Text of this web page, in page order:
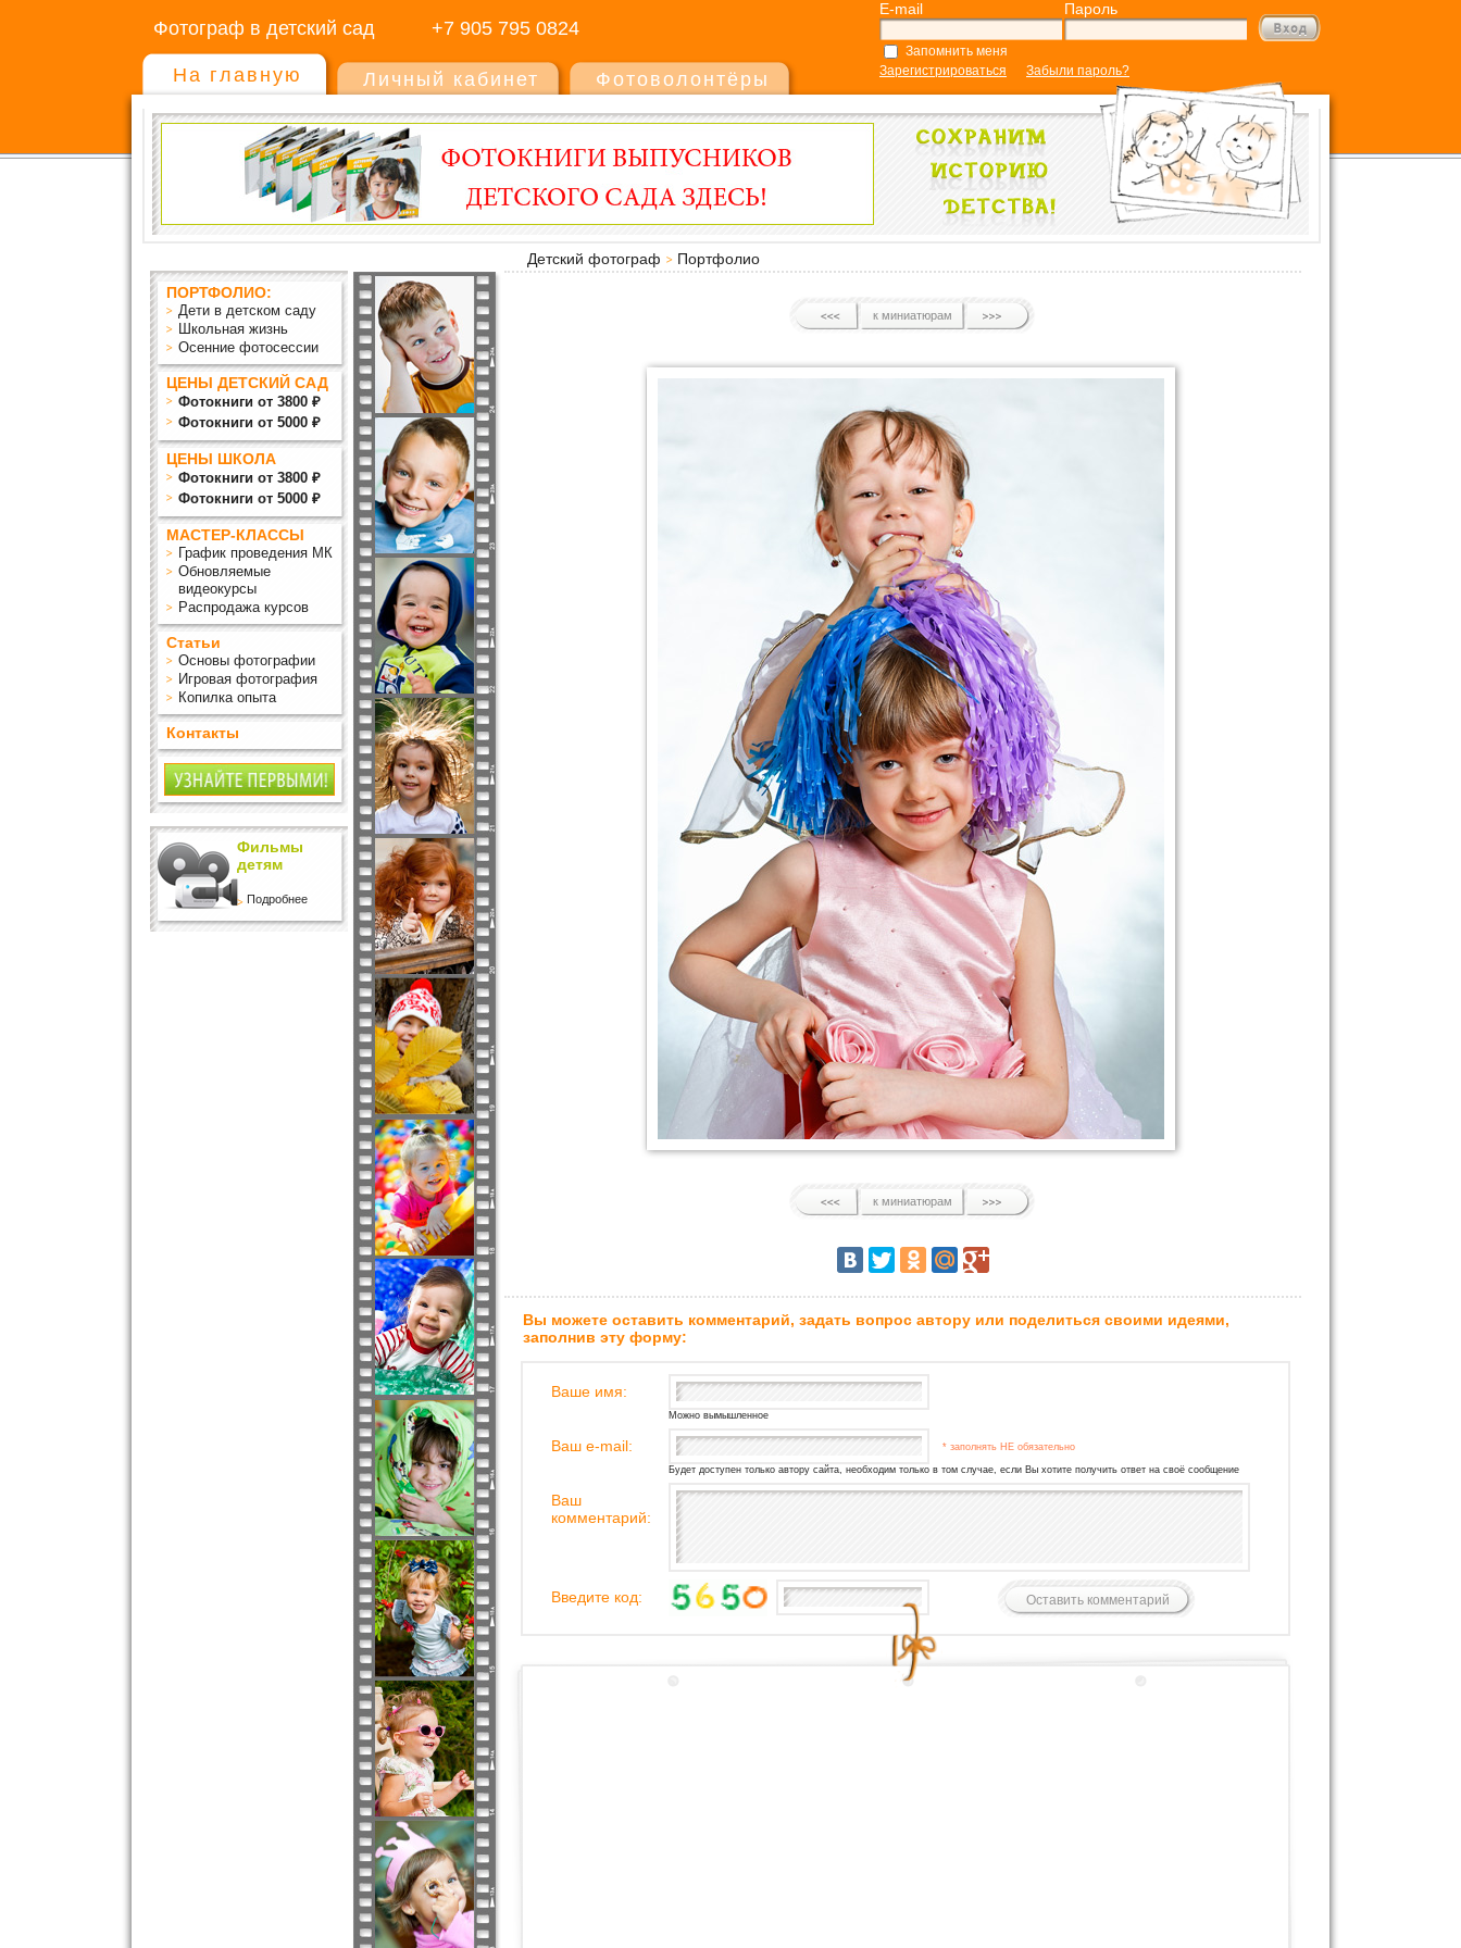
Фотограф в детский сад +7 905 795 0824
E-mail Пароль
Запомнить меня
Зарегистрироваться
Забыли пароль?
На главную Личный кабинет Фотоволонтёры
Детский фотограф
Портфолио
ПОРТФОЛИО:
Дети в детском саду
Школьная жизнь
Осенние фотосессии
ЦЕНЫ ДЕТСКИЙ САД
Фотокниги от 3800 ₽
Фотокниги от 5000 ₽
ЦЕНЫ ШКОЛА
Фотокниги от 3800 ₽
Фотокниги от 5000 ₽
МАСТЕР-КЛАССЫ
График проведения МК
Обновляемые
видеокурсы
Распродажа курсов
Статьи
Основы фотографии
Игровая фотография
Копилка опыта
Контакты
Фильмы
детям
Подробнее
к миниатюрам
к миниатюрам
Вы можете оставить комментарий, задать вопрос автору или поделиться своими идеями,
заполнив эту форму:
Ваше имя:
Можно вымышленное
Ваш e-mail: * заполнять НЕ обязательно
Будет доступен только автору сайта, необходим только в том случае, если Вы хотите получить ответ на своё сообщение
Ваш
комментарий:
Введите код: